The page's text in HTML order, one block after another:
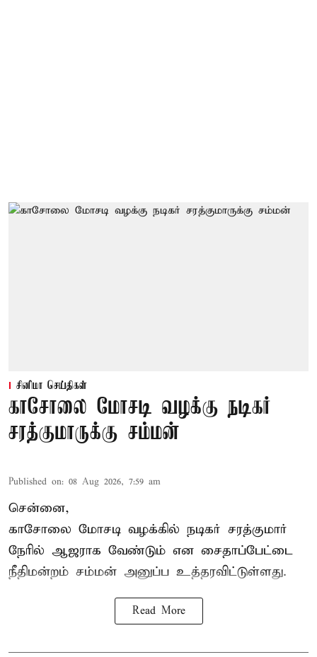
சினிமா செய்திகள்
காசோலை மோசடி வழக்கு நடிகர்
சரத்குமாருக்கு சம்மன்
Published on: 08 Aug 2026, 7:59 am
சென்னை,
காசோலை மோசடி வழக்கில் நடிகர் சரத்குமார்
நேரில் ஆஜராக வேண்டும் என சைதாப்பேட்டை
நீதிமன்றம் சம்மன் அனுப்ப உத்தரவிட்டுள்ளது.
Read More